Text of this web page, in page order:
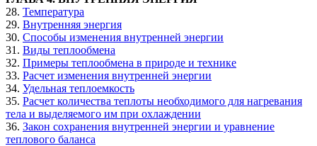
28. Температура
29. Внутренняя энергия
30. Способы изменения внутренней энергии
31. Виды теплообмена
32. Примеры теплообмена в природе и технике
33. Расчет изменения внутренней энергии
34. Удельная теплоемкость
35. Расчет количества теплоты необходимого для нагревания
тела и выделяемого им при охлаждении
36. Закон сохранения внутренней энергии и уравнение
теплового баланса